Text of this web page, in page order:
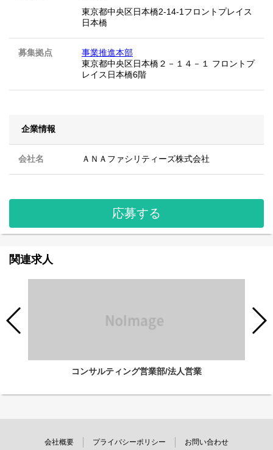
東京都中央区日本橋2-14-1フロントプレイス
日本橋
募集拠点
事業推進本部
東京都中央区日本橋２－１４－１ フロントプ
レイス日本橋6階
企業情報
会社名 ＡＮＡファシリティーズ株式会社
応募する
関連求人
コンサルティング営業部/法人営業
会社概要 プライバシーポリシー お問い合わせ